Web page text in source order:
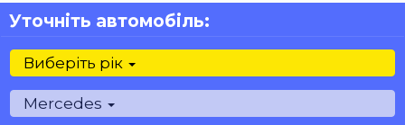
Уточніть автомобіль:
Виберіть рік
Mercedes